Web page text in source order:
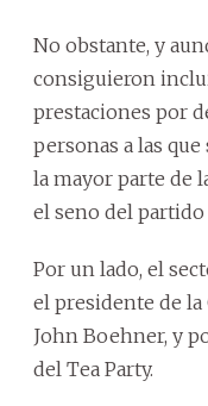
No obstante, y
consiguieron
prestaciones por
personas a las
la mayor parte de
el seno del
Por un lado, el
el presidente de la
John Boehner, y
del Tea Party.